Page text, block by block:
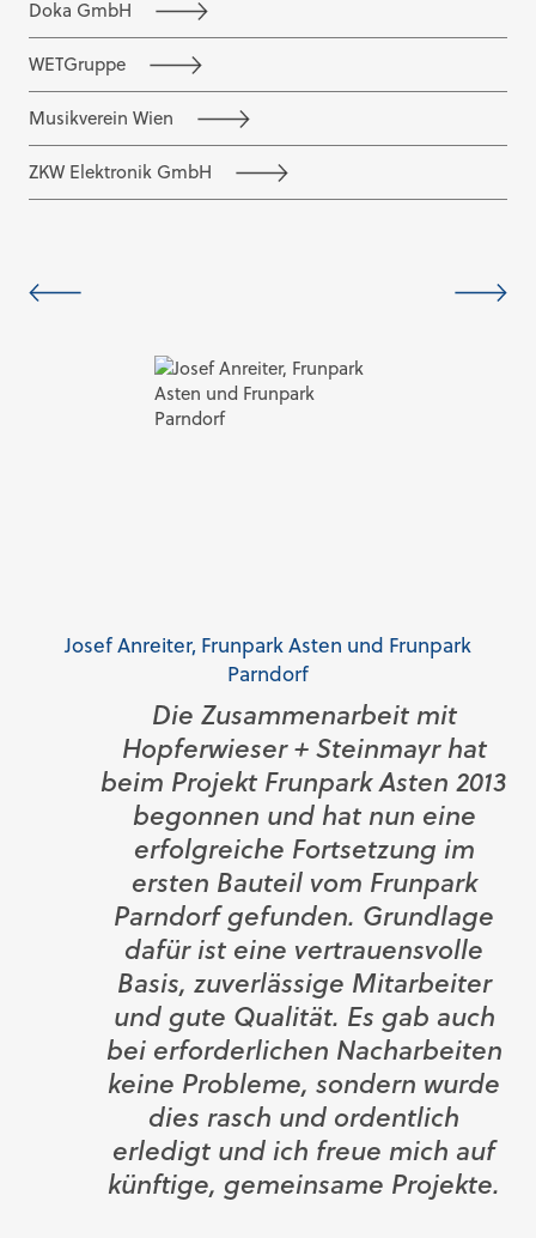
Doka GmbH
WETGruppe
Musikverein Wien
ZKW Elektronik GmbH
Josef Anreiter, Frunpark Asten und Frunpark
Parndorf
Die Zusammenarbeit mit
Hopferwieser + Steinmayr hat
beim Projekt Frunpark Asten 2013
begonnen und hat nun eine
erfolgreiche Fortsetzung im
ersten Bauteil vom Frunpark
Parndorf gefunden. Grundlage
dafür ist eine vertrauensvolle
Basis, zuverlässige Mitarbeiter
und gute Qualität. Es gab auch
bei erforderlichen Nacharbeiten
keine Probleme, sondern wurde
dies rasch und ordentlich
erledigt und ich freue mich auf
künftige, gemeinsame Projekte.